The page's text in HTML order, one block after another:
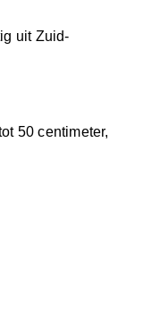
uit Zuid-
50 centimeter,